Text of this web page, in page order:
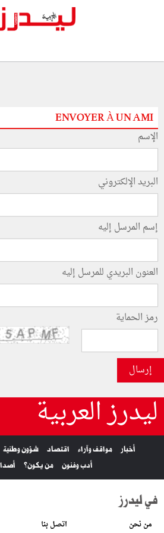
ENVOYER À UN AMI
الإسم
البريد الإلكتروني
إسم المرسل إليه
العنون البريدي للمرسل إليه
رمز الحماية
إرسال
ليدرز العربية
أخبار مواقف وآراء اقتصاد شؤون وطنية
أدب وفنون
من يكون؟
في ليدرز
من نحن اتصل بنا